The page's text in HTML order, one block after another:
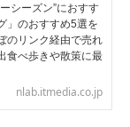
シーズン”におすす
」のおすすめ5選を
のリンク経由で売れ
食べ歩きや散策に最
nlab.itmedia.co.jp